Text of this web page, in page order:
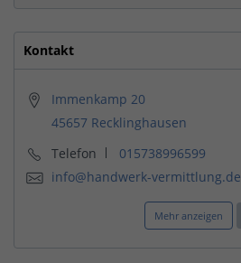
Kontakt
Immenkamp 20
45657 Recklinghausen
Telefon
015738996599
info@handwerk-vermittlung.de
Mehr anzeigen